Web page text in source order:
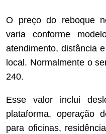
O preço do reboque
varia conforme
atendimento, distância
local. Normalmente o
240.
Esse valor inclui
plataforma, operação
para oficinas,